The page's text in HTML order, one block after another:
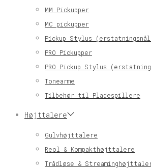
MM Pickupper
MC pickupper
Pickup Stylus
PRO Pickupper
PRO Pickup Stylus
Tonearme
Tilbehør til Pladespillere
Højttalere
Gulvhøjttalere
Reol & Kompakthøjttalere
Trådløse &